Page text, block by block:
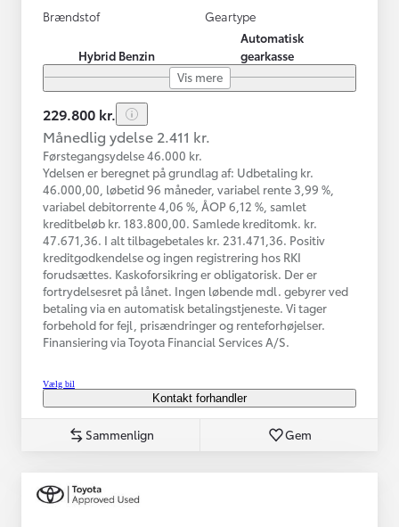
Brændstof
Hybrid Benzin
Geartype
Automatisk
gearkasse
Vis mere
229.800 kr.
Månedlig ydelse 2.411 kr.
Førstegangsydelse 46.000 kr.
Ydelsen er beregnet på grundlag af: Udbetaling kr.
46.000,00, løbetid 96 måneder, variabel rente 3,99 %,
variabel debitorrente 4,06 %, ÅOP 6,12 %, samlet
kreditbeløb kr. 183.800,00. Samlede kreditomk. kr.
47.671,36. I alt tilbagebetales kr. 231.471,36. Positiv
kreditgodkendelse og ingen registrering hos RKI
forudsættes. Kaskoforsikring er obligatorisk. Der er
fortrydelsesret på lånet. Ingen løbende mdl. gebyrer ved
betaling via en automatisk betalingstjeneste. Vi tager
forbehold for fejl, prisændringer og renteforhøjelser.
Finansiering via Toyota Financial Services A/S.
Vælg bil
Kontakt forhandler
Sammenlign Gem